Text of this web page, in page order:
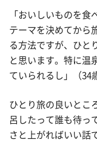
「おいしいものを
テーマを決めてから
る方法ですが、ひと
と思います。特に温
ていられるし」（34
ひとり旅の良いとこ
呂したって誰も待っ
さと上がればいい話